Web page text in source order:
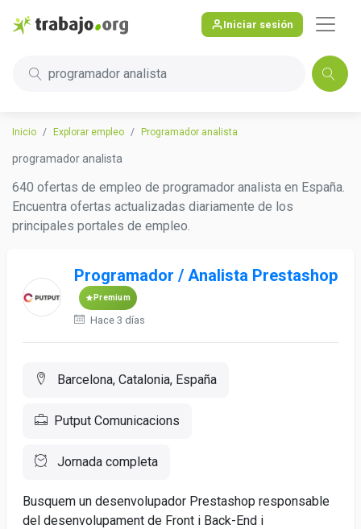
Iniciar sesión
programador analista
Inicio Explorar empleo Programador analista
programador analista
640 ofertas de empleo de programador analista en España.
Encuentra ofertas actualizadas diariamente de los
principales portales de empleo.
Programador / Analista Prestashop
Premium
Hace 3 días
Barcelona, Catalonia, España
Putput Comunicacions
Jornada completa
Busquem un desenvolupador Prestashop responsable
del desenvolupament de Front i Back-End i